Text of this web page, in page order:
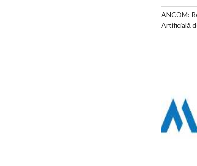
ANCOM:
Artificială